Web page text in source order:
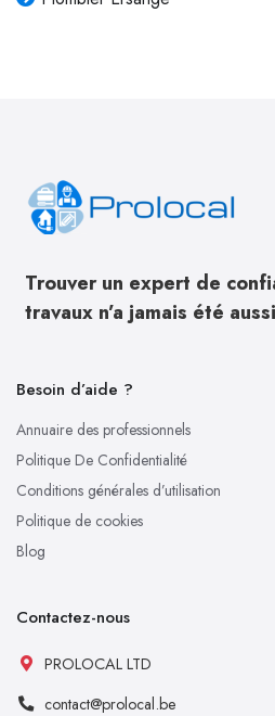
Trouver un expert de
travaux n’a jamais été
Besoin d’aide ?
Annuaire des professionnels
Politique De Confidentialité
Conditions générales d’utilisation
Politique de cookies
Blog
Contactez-nous
PROLOCAL LTD
contact@prolocal.be